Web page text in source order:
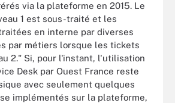
via la plateforme en 2015. Le
1 est sous-traité et les
en interne par diverses
par métiers lorsque les tickets
2." Si, pour l'instant, l'utilisation
Desk par Ouest France reste
avec seulement quelques
implémentés sur la plateforme,